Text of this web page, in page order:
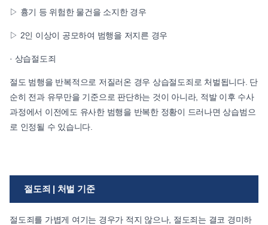
▷ 흉기 등 위험한 물건을 소지한 경우
▷ 2인 이상이 공모하여 범행을 저지른 경우
· 상습절도죄
절도 범행을 반복적으로 저질러온 경우 상습절도죄로 처벌됩니다. 단
순히 전과 유무만을 기준으로 판단하는 것이 아니라, 적발 이후 수사
과정에서 이전에도 유사한 범행을 반복한 정황이 드러나면 상습범으
로 인정될 수 있습니다.
절도죄 | 처벌 기준
절도죄를 가볍게 여기는 경우가 적지 않으나, 절도죄는 결코 경미하